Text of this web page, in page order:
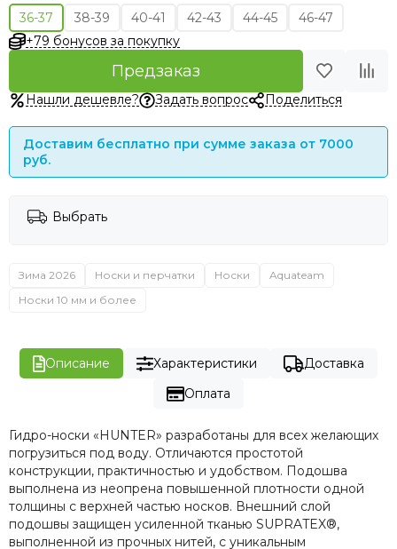
36-37
38-39 40-41 42-43 44-45
46-47
+79 бонусов за покупку
Предзаказ
Нашли дешевле? Задать вопрос Поделиться
Доставим бесплатно при сумме заказа от 7000
руб.
Выбрать
Зима 2026 Носки и перчатки Носки
Aquateam
Носки 10 мм и более
Описание Характеристики
Доставка
Оплата
Гидро-носки «HUNTER» разработаны для всех желающих
погрузиться под воду. Отличаются простотой
конструкции, практичностью и удобством. Подошва
выполнена из неопрена повышенной плотности одной
толщины с верхней частью носков. Внешний слой
подошвы защищен усиленной тканью SUPRATEX®,
выполненной из прочных нитей, с уникальным